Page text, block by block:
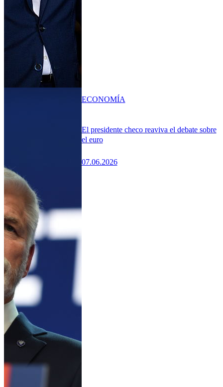
El presidente checo reaviva el debate sobre
el euro
07.06.2026
ECONOMÍA